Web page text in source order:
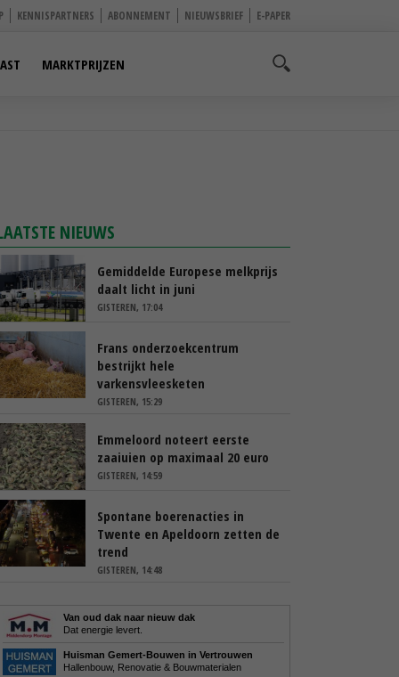
KENNISPARTNERS ABONNEMENT NIEUWSBRIEF E-PAPER
MARKTPRIJZEN
NIEUWS
Gemiddelde Europese melkprijs
daalt licht in juni
GISTEREN, 17:04
Frans onderzoekcentrum
bestrijkt hele
varkensvleesketen
GISTEREN, 15:29
Emmeloord noteert eerste
zaaiuien op maximaal 20 euro
GISTEREN, 14:59
Spontane boerenacties in
Twente en Apeldoorn zetten de
trend
GISTEREN, 14:48
Van oud dak naar nieuw dak
Dat energie levert.
Huisman Gemert-Bouwen in Vertrouwen
Hallenbouw, Renovatie & Bouwmaterialen